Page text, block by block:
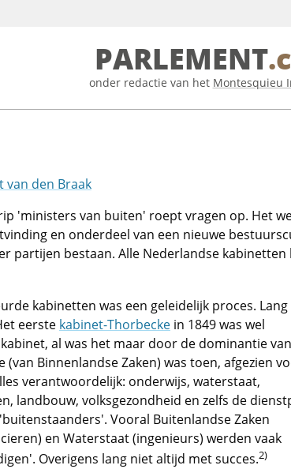
PARLEMENT
onder redactie van het Montesquieu
van den Braak
'ministers van buiten' roept vragen op. Het
en onderdeel van een nieuwe
partijen bestaan. Alle Nederlandse kabinetten
kabinetten was een geleidelijk proces.
eerste kabinet-Thorbecke in 1849 was wel
al was het maar door de dominantie van
(van Binnenlandse Zaken) was toen, afgezien
verantwoordelijk: onderwijs, waterstaat,
landbouw, volksgezondheid en zelfs de
Vooral Buitenlandse Zaken
en Waterstaat (ingenieurs) werden vaak
Overigens lang niet altijd met succes.2)